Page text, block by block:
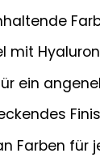
mit
ein
Farben für